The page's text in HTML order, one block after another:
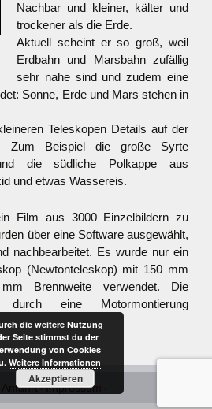
Nachbar und kleiner, kälter und
trockener als die Erde.
Aktuell scheint er so groß, weil
Erdbahn und Marsbahn zufällig
sehr nahe sind und zudem eine
Sonne, Erde und Mars stehen in
Teleskopen Details auf der
Zum Beispiel die große Syrte
die südliche Polkappe aus
und etwas Wassereis.
Film aus 3000 Einzelbildern zu
über eine Software ausgewählt,
nachbearbeitet. Es wurde nur ein
(Newtonteleskop) mit 150 mm
Brennweite verwendet. Die
durch eine Motormontierung
Anfahrt
Impressum
die weitere Nutzung
Seite stimmst du der
von Cookies
Weitere Informationen
Akzeptieren